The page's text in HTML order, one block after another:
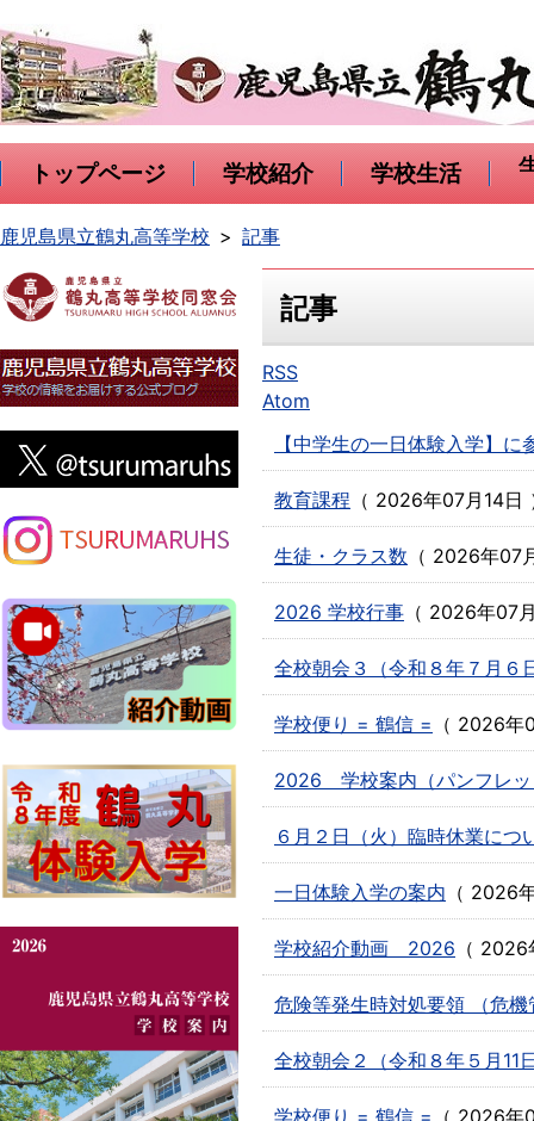
トップページ 学校紹介 学校生活
鹿児島県立鶴丸高等学校 記事
記事
RSS
Atom
【中学生の一日体験入学】
教育課程 （ 2026年07月14日
生徒・クラス数 （ 2026年07
2026 学校行事 （ 2026年07
全校朝会３（令和８年７月６
学校便り = 鶴信 = （ 2026年
2026 学校案内（パンフレッ
６月２日（火）臨時休業につ
一日体験入学の案内 （ 2026
学校紹介動画 2026 （ 2026
危険等発生時対処要領 （危
全校朝会２（令和８年５月11
学校便り = 鶴信 = （ 2026年